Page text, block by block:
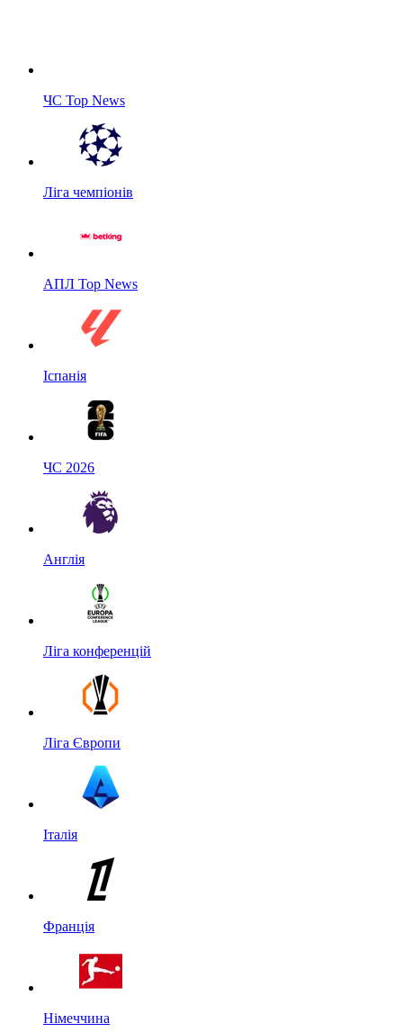
ЧС Top News
Ліга чемпіонів
АПЛ Top News
Іспанія
ЧС 2026
Англія
Ліга конференцій
Ліга Європи
Італія
Франція
Німеччина